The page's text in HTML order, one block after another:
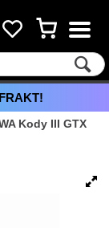
Kody III GTX